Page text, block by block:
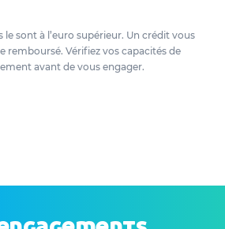
le sont à l’euro supérieur. Un crédit vous
remboursé. Vérifiez vos capacités de
avant de vous engager.